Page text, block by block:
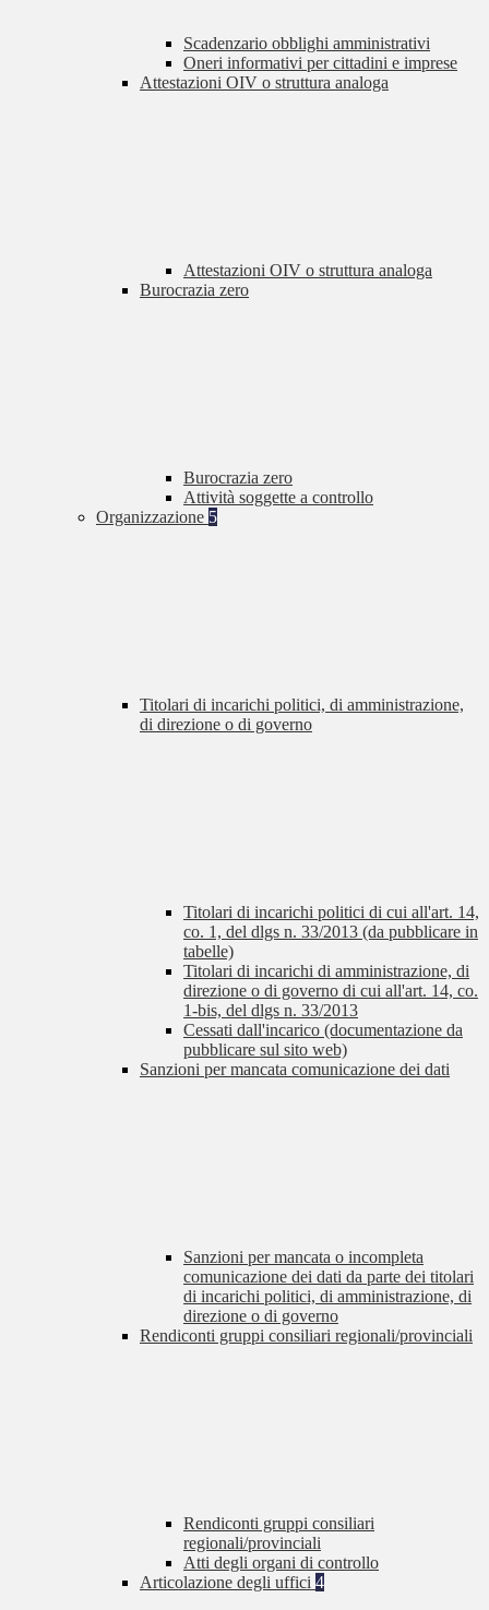
Scadenzario obblighi amministrativi
Oneri informativi per cittadini e imprese
Attestazioni OIV o struttura analoga
Attestazioni OIV o struttura analoga
Burocrazia zero
Burocrazia zero
Attività soggette a controllo
Organizzazione 5
Titolari di incarichi politici, di amministrazione,
di direzione o di governo
Titolari di incarichi politici di cui all'art. 14,
co. 1, del dlgs n. 33/2013 (da pubblicare in
tabelle)
Titolari di incarichi di amministrazione, di
direzione o di governo di cui all'art. 14, co.
1-bis, del dlgs n. 33/2013
Cessati dall'incarico (documentazione da
pubblicare sul sito web)
Sanzioni per mancata comunicazione dei dati
Sanzioni per mancata o incompleta
comunicazione dei dati da parte dei titolari
di incarichi politici, di amministrazione, di
direzione o di governo
Rendiconti gruppi consiliari regionali/provinciali
Rendiconti gruppi consiliari
regionali/provinciali
Atti degli organi di controllo
Articolazione degli uffici 4